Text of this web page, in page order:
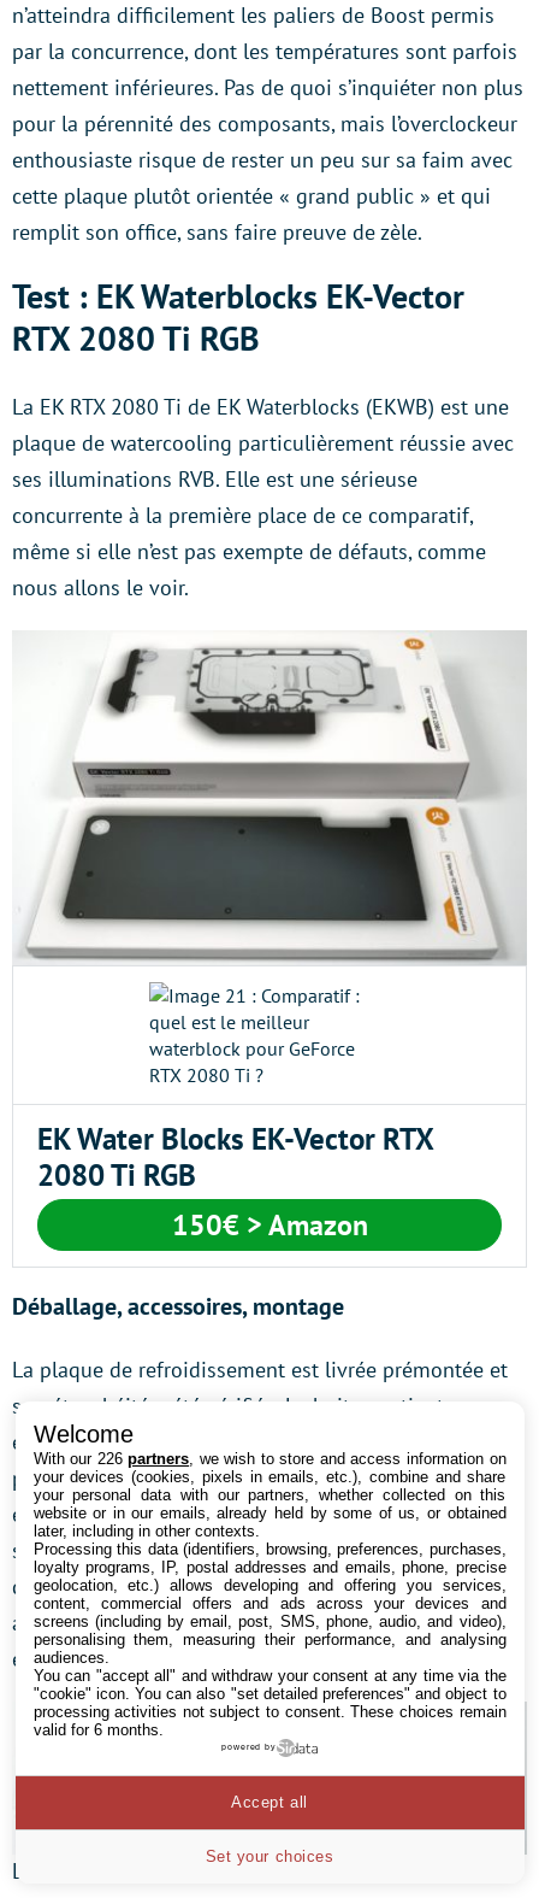
n’atteindra difficilement les paliers de Boost permis
par la concurrence, dont les températures sont parfois
nettement inférieures. Pas de quoi s’inquiéter non plus
pour la pérennité des composants, mais l’overclockeur
enthousiaste risque de rester un peu sur sa faim avec
cette plaque plutôt orientée « grand public » et qui
remplit son office, sans faire preuve de zèle.
Test : EK Waterblocks EK-Vector
RTX 2080 Ti RGB
La EK RTX 2080 Ti de EK Waterblocks (EKWB) est une
plaque de watercooling particulièrement réussie avec
ses illuminations RVB. Elle est une sérieuse
concurrente à la première place de ce comparatif,
même si elle n’est pas exempte de défauts, comme
nous allons le voir.
EK Water Blocks EK-Vector RTX
2080 Ti RGB
150€ > Amazon
Déballage, accessoires, montage
La plaque de refroidissement est livrée prémontée et
son étanchéité a été vérifiée. La boite contient
également les vis, rondelles, une clé hexagonale, des
pads thermiques, un tube de pâte thermique et deux
embouts. L’éclairage RVB est intégré dans la plaque. Il
s’agit ici d’une version 12 V, mais EK nous a promis
qu’une version 5 V devrait suivre, pour être compatible
avec un peu grand nombre de cartes, comme par
exemple la MSI Rainbow.
Le seul problème notable sur cette carte, ce sont les
Welcome
With our 226partners , we wish to store and access information on
your devices (cookies, pixels in emails, etc.), combine and share
your personal data with our partners, whether collected on this
website or in our emails, already held by some of us, or obtained
later, including in other contexts.
Processing this data (identifiers, browsing, preferences, purchases,
loyalty programs, IP, postal addresses and emails, phone, precise
geolocation, etc.) allows developing and offering you services,
content, commercial offers and ads across your devices and
screens (including by email, post, SMS, phone, audio, and video),
personalising them, measuring their performance, and analysing
audiences.
You can "accept all" and withdraw your consent at any time via the
"cookie" icon. You can also "set detailed preferences" and object to
processing activities not subject to consent. These choices remain
valid for 6 months.
powered by
Set your choices
Accept all